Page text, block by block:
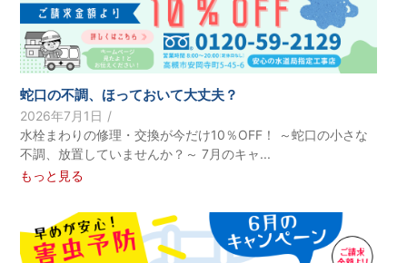
蛇口の不調、ほっておいて大丈夫？
2026年7月1日 /
水栓まわりの修理・交換が今だけ10％OFF！ ～蛇口の小さな
不調、放置していませんか？～ 7月のキャ...
もっと見る